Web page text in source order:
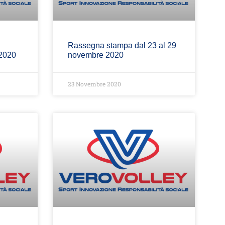
Rassegna stampa dal 23 al 29
novembre 2020
23 Novembre 2020